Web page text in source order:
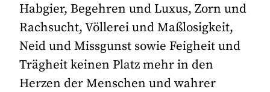
Habgier, Begehren und Luxus, Zorn und
Rachsucht, Völlerei und Maßlosigkeit,
Neid und Missgunst sowie Feigheit und
Trägheit keinen Platz mehr in den
Herzen der Menschen und wahrer